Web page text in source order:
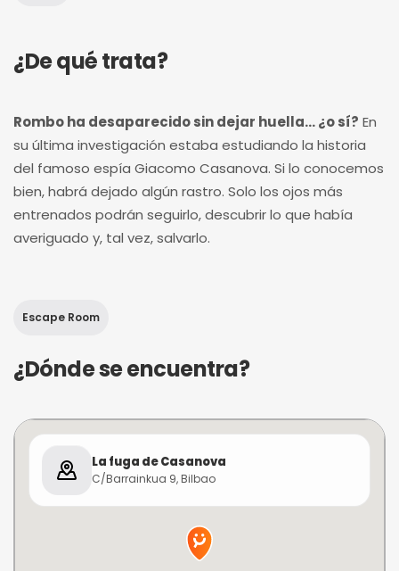
¿De qué trata?
Rombo ha desaparecido sin dejar huella… ¿o sí? En
su última investigación estaba estudiando la historia
del famoso espía Giacomo Casanova. Si lo conocemos
bien, habrá dejado algún rastro. Solo los ojos más
entrenados podrán seguirlo, descubrir lo que había
averiguado y, tal vez, salvarlo.
Escape Room
¿Dónde se encuentra?
La fuga de Casanova
C/Barrainkua 9, Bilbao